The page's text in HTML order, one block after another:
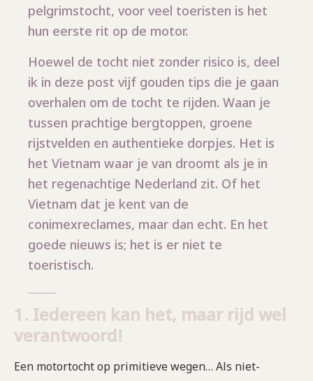
pelgrimstocht, voor veel toeristen is het
hun eerste rit op de motor.
Hoewel de tocht niet zonder risico is, deel
ik in deze post vijf gouden tips die je gaan
overhalen om de tocht te rijden. Waan je
tussen prachtige bergtoppen, groene
rijstvelden en authentieke dorpjes. Het is
het Vietnam waar je van droomt als je in
het regenachtige Nederland zit. Of het
Vietnam dat je kent van de
conimexreclames, maar dan echt. En het
goede nieuws is; het is er niet te
toeristisch.
1. Iedereen kan het, maar rijd wel
verantwoord!
Een motortocht op primitieve wegen… Als niet-